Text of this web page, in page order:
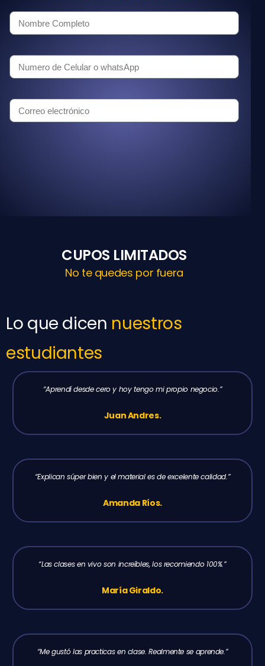
CUPOS LIMITADOS
No te quedes por fuera
Lo que dicen nuestros
estudiantes
“Aprendí desde cero y hoy tengo mi propio negocio.”
Juan Andres.
“Explican súper bien y el material es de excelente calidad.”
Amanda Ríos.
“Las clases en vivo son increíbles, los recomiendo 100%.”
María Giraldo.
“Me gustó las practicas en clase. Realmente se aprende.”